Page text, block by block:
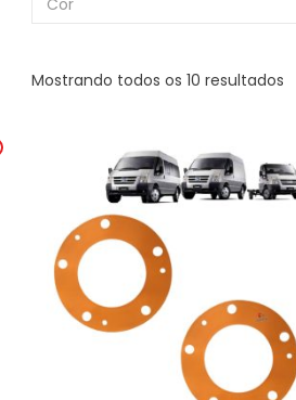
Cor
Mostrando todos os 10 resultados